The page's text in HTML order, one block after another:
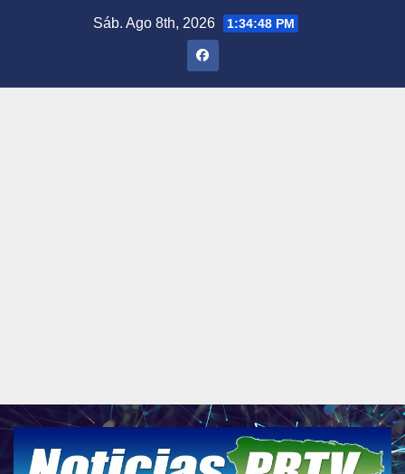
Sáb. Ago 8th, 2026 1:34:49 PM